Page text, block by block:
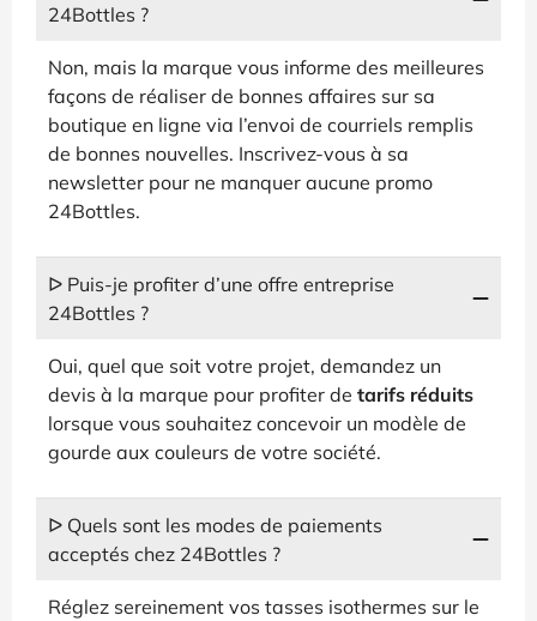
24Bottles ?
Non, mais la marque vous informe des meilleures
façons de réaliser de bonnes affaires sur sa
boutique en ligne via l’envoi de courriels remplis
de bonnes nouvelles. Inscrivez-vous à sa
newsletter pour ne manquer aucune promo
24Bottles.
ᐅ Puis-je profiter d’une offre entreprise
24Bottles ?
Oui, quel que soit votre projet, demandez un
devis à la marque pour profiter de tarifs réduits
lorsque vous souhaitez concevoir un modèle de
gourde aux couleurs de votre société.
ᐅ Quels sont les modes de paiements
acceptés chez 24Bottles ?
Réglez sereinement vos tasses isothermes sur le